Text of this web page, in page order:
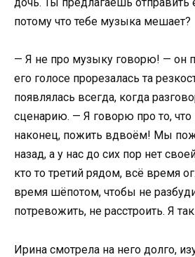
потому что тебе музыка мешает?
— Я не про музыку говорю! — он
его голосе прорезалась та
появлялась всегда, когда
сценарию. — Я говорю про то,
наконец, пожить вдвоём! Мы
назад, а у нас до сих пор нет
кто то третий рядом, всё время
время шёпотом, чтобы не
потревожить, не расстроить. Я
Ирина смотрела на него долго,